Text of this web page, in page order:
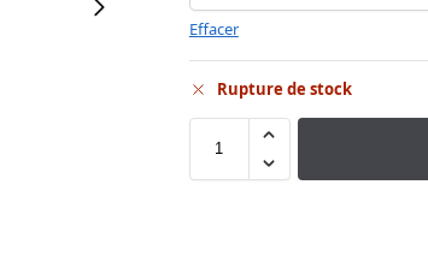
Effacer
Rupture de stock